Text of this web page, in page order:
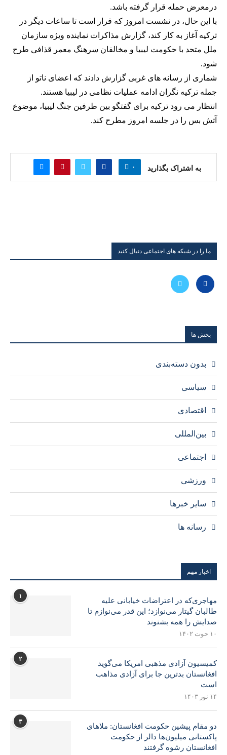
درمعرض حمله قرار گرفته باشد.
با این حال، در نشست امروز که قرار است تا ساعات دیگر در
ترکیه آغاز به کار کند، گزارش مذاکرات نماینده ویژه سازمان
ملل متحد با حکومت لیبیا و مخالفان سرهنگ معمر قذافی طرح
شود.
شماری از رسانه های غربی گزارش دادند که اعضای ناتو از
جمله ترکیه نگران ادامه عملیات نظامی در لیبیا هستند.
انتظار می رود ترکیه برای گفتگو بین طرفین جنگ لیبیا، موضوع
آتش بس را در جلسه امروز مطرح کند.
به اشتراک بگذارید ۰
ما را در شبکه های اجتماعی دنبال کنید
بخش ها
بدون دسته‌بندی
سیاسی
اقتصادی
بین‌المللی
اجتماعی
ورزشی
سایر خبرها
رسانه ها
اخبار مهم
۱
مهاجری‌که در اعتراضات خیابانی علیه
طالبان گیتار می‌نوازد؛ این قدر می‌نوازم تا
صدایش را همه بشنوند
۱۰ حوت ۱۴۰۲
۲
کمیسیون آزادی مذهبی امریکا می‌گوید
افغانستان بدترین جا برای آزادی مذاهب
است
۱۴ ثور ۱۴۰۳
۳
دو مقام پیشین حکومت افغانستان: ملاهای
پاکستانی میلیون‌ها دالر از حکومت
افغانستان رشوه گرفتند